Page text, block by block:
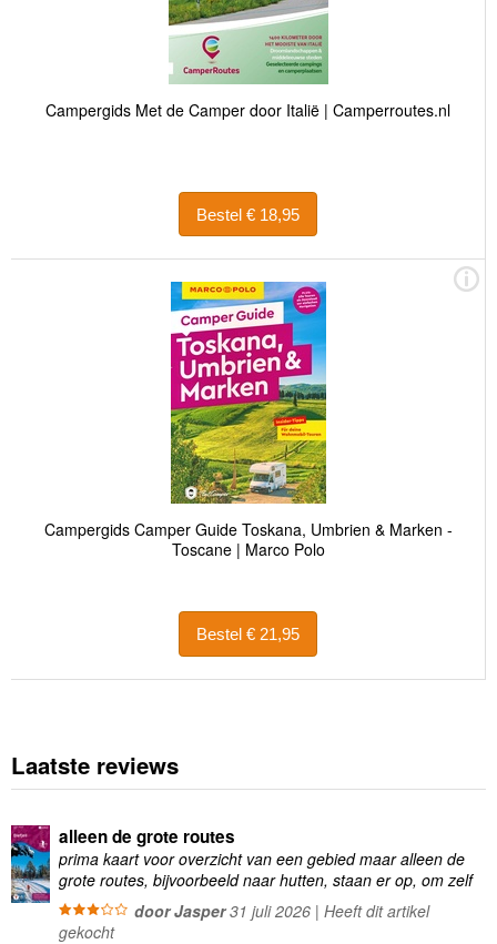
Campergids Met de Camper door Italië | Camperroutes.nl
Bestel € 18,95
Campergids Camper Guide Toskana, Umbrien & Marken -
Toscane | Marco Polo
Bestel € 21,95
Laatste reviews
alleen de grote routes
prima kaart voor overzicht van een gebied maar alleen de
grote routes, bijvoorbeeld naar hutten, staan er op, om zelf
wandelingen te plannen minder geschikt
door Jasper31 juli 2026 | Heeft dit artikel
gekocht